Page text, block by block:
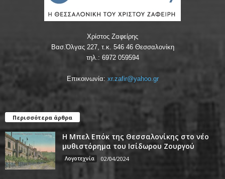
Χρίστος Ζαφείρης
Βασ.Όλγας 227, τ.κ. 546 46 Θεσσαλονίκη
τηλ.: 6972 059594
Επικοινωνία: xr.zafir@yahoo.gr
Περισσότερα άρθρα
Η Μπελ Επόκ της Θεσσαλονίκης στο νέο
μυθιστόρημα του Ισίδωρου Ζουργού
Λογοτεχνία 02/04/2024